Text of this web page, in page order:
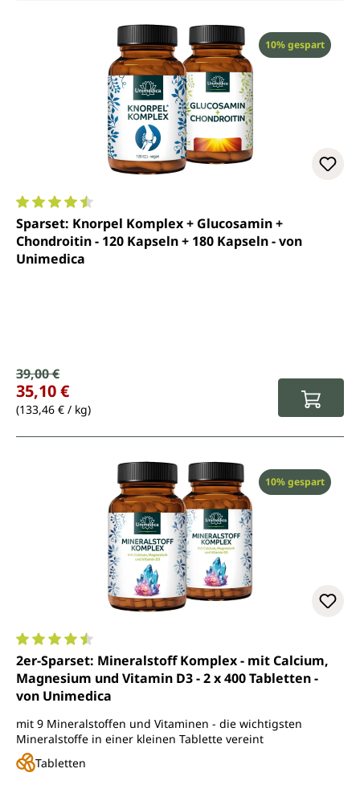
Rabatt
10% gespart
Durchschnittliche Bewertung von 4.6 von 5 Sternen
Sparset: Knorpel Komplex + Glucosamin +
Chondroitin - 120 Kapseln + 180 Kapseln - von
Unimedica
Verkaufspreis:
Regulärer Preis:
39,00 €
35,10 €
(133,46 € / kg)
Rabatt
10% gespart
Durchschnittliche Bewertung von 4.5 von 5 Sternen
2er-Sparset: Mineralstoff Komplex - mit Calcium,
Magnesium und Vitamin D3 - 2 x 400 Tabletten -
von Unimedica
mit 9 Mineralstoffen und Vitaminen - die wichtigsten
Mineralstoffe in einer kleinen Tablette vereint
Tabletten